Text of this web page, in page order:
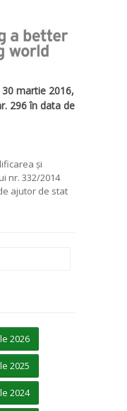
martie 2016,
296 în data de
și
nr. 332/2014
ajutor de stat
2026
2025
2024